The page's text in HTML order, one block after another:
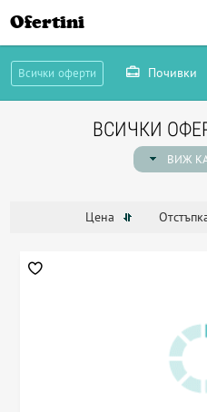
Ofertini
Всички оферти Почивки
ВСИЧКИ
ВИЖ
Цена